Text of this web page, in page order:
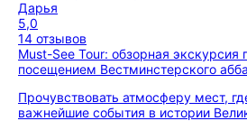
Дарья
5,0
14 отзывов
Must-See Tour: обзорная экскурсия
посещением Вестминстерского
Прочувствовать атмосферу мест,
важнейшие события в истории